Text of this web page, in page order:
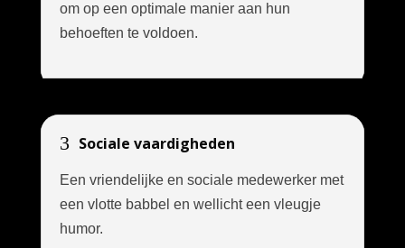
om op een optimale manier aan hun
behoeften te voldoen.
3 Sociale vaardigheden
Een vriendelijke en sociale medewerker met
een vlotte babbel en wellicht een vleugje
humor.